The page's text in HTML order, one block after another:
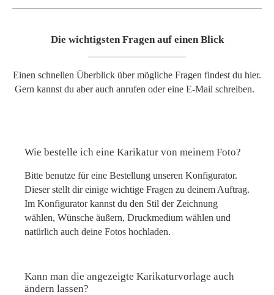
Die wichtigsten Fragen auf einen Blick
Einen schnellen Überblick über mögliche Fragen findest du hier.
Gern kannst du aber auch anrufen oder eine E-Mail schreiben.
Wie bestelle ich eine Karikatur von meinem Foto?
Bitte benutze für eine Bestellung unseren Konfigurator.
Dieser stellt dir einige wichtige Fragen zu deinem Auftrag.
Im Konfigurator kannst du den Stil der Zeichnung
wählen, Wünsche äußern, Druckmedium wählen und
natürlich auch deine Fotos hochladen.
Kann man die angezeigte Karikaturvorlage auch
ändern lassen?